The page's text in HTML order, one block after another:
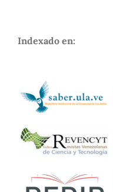
Indexado en: